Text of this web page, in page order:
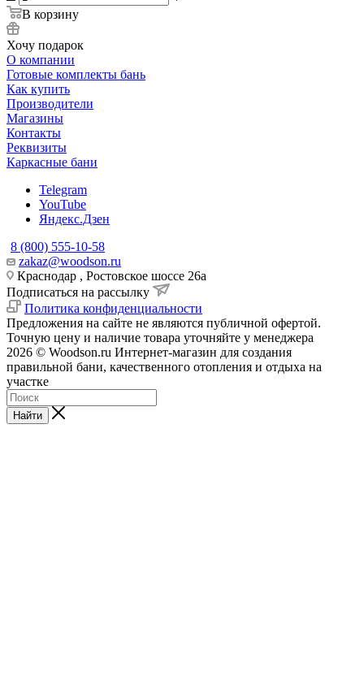
В корзину
Хочу подарок
О компании
Готовые комплекты бань
Как купить
Производители
Магазины
Контакты
Реквизиты
Каркасные бани
Telegram
YouTube
Яндекс.Дзен
8 (800) 555-10-58
zakaz@woodson.ru
Краснодар , Ростовское шоссе 26а
Подписаться на рассылку
Политика конфиденциальности
Предложения на сайте не являются публичной офертой.
Точную цену и наличие товара уточняйте у менеджера
2026 © Woodson.ru Интернет-магазин для создания
правильной бани, качественного отопления и отдыха на
участке
Найти